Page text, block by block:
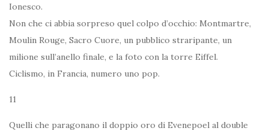
Ionesco.
Non che ci abbia sorpreso quel colpo d’occhio: Montmartre,
Moulin Rouge, Sacro Cuore, un pubblico straripante, un
milione sull’anello finale, e la foto con la torre Eiffel.
Ciclismo, in Francia, numero uno pop.
11
Quelli che paragonano il doppio oro di Evenepoel al double